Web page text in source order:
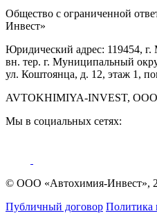
Общество с ограниченной
Инвест»
Юридический адрес: 119454, г.
вн. тер. г. Муниципальный
ул. Коштоянца, д. 12, этаж 1,
AVTOKHIMIYA-INVEST,
Мы в социальных сетях:
© ООО «Автохимия-Инвест»,
Публичный договор Политика